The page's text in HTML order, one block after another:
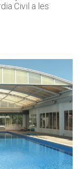
Civil a les